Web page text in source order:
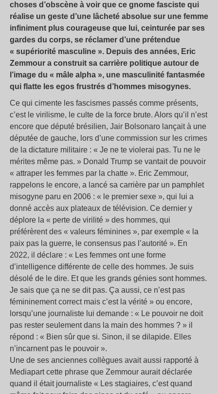
choses d’obscène à voir que ce gnome fasciste qui
réalise un geste d’une lâcheté absolue sur une femme
infiniment plus courageuse que lui, ceinturée par ses
gardes du corps, se réclamer d’une prétendue
« supériorité masculine ». Depuis des années, Eric
Zemmour a construit sa carrière politique autour de
l’image du « mâle alpha », une masculinité fantasmée
qui flatte les egos frustrés d’hommes misogynes.
Ce qui cimente les fascismes passés comme présents,
c’est le virilisme, le culte de la force brute. Alors qu’il n’est
encore que député brésilien, Jair Bolsonaro lançait à une
députée de gauche, lors d’une commission sur les crimes
de la dictature militaire : « Je ne te violerai pas. Tu ne le
mérites même pas. » Donald Trump se vantait de pouvoir
« attraper les femmes par la chatte ». Eric Zemmour,
rappelons le encore, a lancé sa carrière par un pamphlet
misogyne paru en 2006 : « le premier sexe », qui lui a
donné accès aux plateaux de télévision. Ce dernier y
déplore la « perte de virilité » des hommes, qui
préférèrent des « valeurs féminines », par exemple « la
paix pas la guerre, le consensus pas l’autorité ». En
2022, il déclare : « Les femmes ont une forme
d’intelligence différente de celle des hommes. Je suis
désolé de le dire. Et que les grands génies sont hommes.
Je sais que ça ne se dit pas. Ça aussi, ce n’est pas
fémininement correct mais c’est la vérité » ou encore,
lorsqu’une journaliste lui demande : « Le pouvoir ne doit
pas rester seulement dans la main des hommes ? » il
répond : « Bien sûr que si. Sinon, il se dilapide. Elles
n’incarnent pas le pouvoir ».
Une de ses anciennes collègues avait aussi rapporté à
Mediapart cette phrase que Zemmour aurait déclarée
quand il était journaliste « Les stagiaires, c’est quand